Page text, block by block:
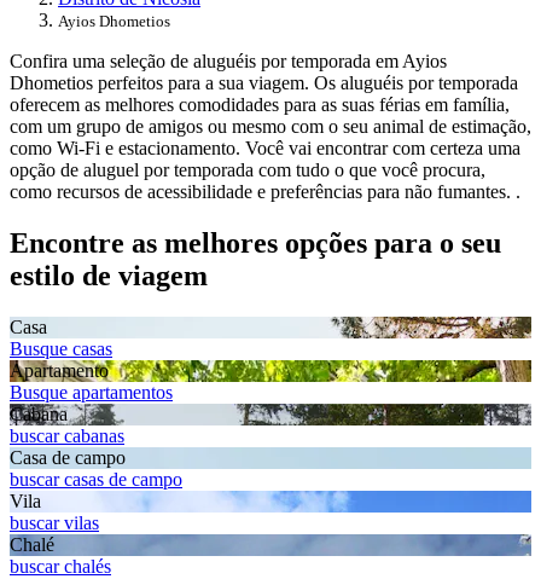
Ayios Dhometios
Confira uma seleção de aluguéis por temporada em Ayios
Dhometios perfeitos para a sua viagem. Os aluguéis por temporada
oferecem as melhores comodidades para as suas férias em família,
com um grupo de amigos ou mesmo com o seu animal de estimação,
como Wi-Fi e estacionamento. Você vai encontrar com certeza uma
opção de aluguel por temporada com tudo o que você procura,
como recursos de acessibilidade e preferências para não fumantes. .
Encontre as melhores opções para o seu
estilo de viagem
Casa
Busque casas
Apartamento
Busque apartamentos
Cabana
buscar cabanas
Casa de campo
buscar casas de campo
Vila
buscar vilas
Chalé
buscar chalés